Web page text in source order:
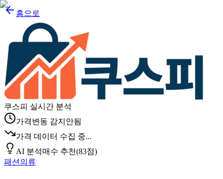
홈으로
쿠스피 실시간 분석
가격변동 감지안됨
가격 데이터 수집 중...
AI 분석매수 추천(83점)
패션의류